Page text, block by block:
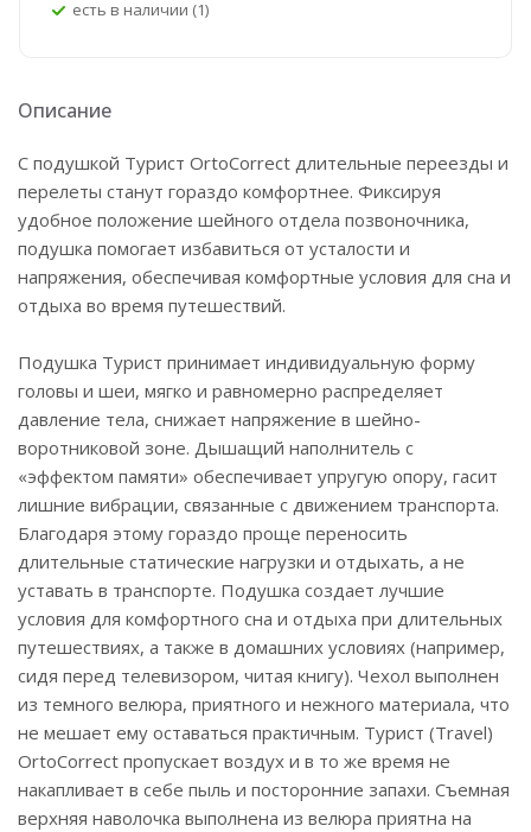
Есть в наличии (1)
Описание
С подушкой Турист OrtoCorrect длительные переезды и
перелеты станут гораздо комфортнее. Фиксируя
удобное положение шейного отдела позвоночника,
подушка помогает избавиться от усталости и
напряжения, обеспечивая комфортные условия для сна и
отдыха во время путешествий.
Подушка Турист принимает индивидуальную форму
головы и шеи, мягко и равномерно распределяет
давление тела, снижает напряжение в шейно-
воротниковой зоне. Дышащий наполнитель с
«эффектом памяти» обеспечивает упругую опору, гасит
лишние вибрации, связанные с движением транспорта.
Благодаря этому гораздо проще переносить
длительные статические нагрузки и отдыхать, а не
уставать в транспорте. Подушка создает лучшие
условия для комфортного сна и отдыха при длительных
путешествиях, а также в домашних условиях (например,
сидя перед телевизором, читая книгу). Чехол выполнен
из темного велюра, приятного и нежного материала, что
не мешает ему оставаться практичным. Турист (Travel)
OrtoCorrect пропускает воздух и в то же время не
накапливает в себе пыль и посторонние запахи. Съемная
верхняя наволочка выполнена из велюра приятна на